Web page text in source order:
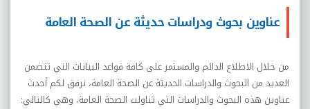
عناوين بحوث ودراسات حديثة عن الصحة العامة
من خلال الاطلاع الدائم والمستمر على كافة قواعد البيانات التي تتضمن
العديد من البحوث والدراسات الحديثة عن الصحة العامة، نرفق لكم أحدث
عناوين هذه البحوث والدراسات التي تناولت الصحة العامة، وهي كالتالي: